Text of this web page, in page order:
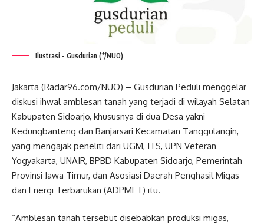
Ilustrasi - Gusdurian (*/NUO)
Jakarta (Radar96.com/NUO) – Gusdurian Peduli menggelar
diskusi ihwal amblesan tanah yang terjadi di wilayah Selatan
Kabupaten Sidoarjo, khususnya di dua Desa yakni
Kedungbanteng dan Banjarsari Kecamatan Tanggulangin,
yang mengajak peneliti dari UGM, ITS, UPN Veteran
Yogyakarta, UNAIR, BPBD Kabupaten Sidoarjo, Pemerintah
Provinsi Jawa Timur, dan Asosiasi Daerah Penghasil Migas
dan Energi Terbarukan (ADPMET) itu.
“Amblesan tanah tersebut disebabkan produksi migas,